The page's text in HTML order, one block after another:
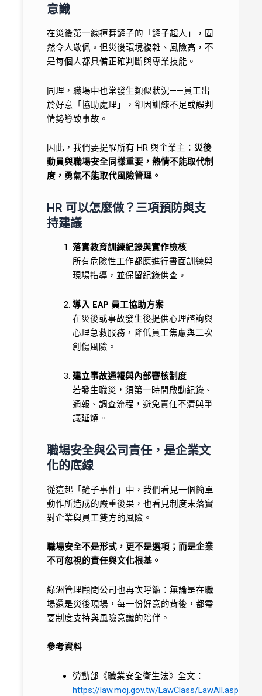
意識
在災後第一線揮舞鏟子的「鏟子超人」，固
然令人敬佩。但災後環境複雜、風險高，不
是每個人都具備正確判斷與專業技能。
同理，職場中也常發生類似狀況——員工出
於好意「協助處理」，卻因訓練不足或誤判
情勢導致事故。
因此，我們要提醒所有 HR 與企業主： 災後
動員與職場安全同樣重要，熱情不能取代制
度，勇氣不能取代風險管理。
HR 可以怎麼做？三項預防與支
持建議
落實教育訓練紀錄與實作檢核
所有危險性工作都應進行書面訓練與
現場指導，並保留紀錄供查。
導入 EAP 員工協助方案
在災後或事故發生後提供心理諮詢與
心理急救服務，降低員工焦慮與二次
創傷風險。
建立事故通報與內部審核制度
若發生職災，須第一時間啟動紀錄、
通報、調查流程，避免責任不清與爭
議延燒。
職場安全與公司責任，是企業文
化的底線
從這起「鏟子事件」中，我們看見一個簡單
動作所造成的嚴重後果，也看見制度未落實
對企業與員工雙方的風險。
職場安全不是形式，更不是選項；而是企業
不可忽視的責任與文化根基。
綠洲管理顧問公司也再次呼籲：無論是在職
場還是災後現場，每一份好意的背後，都需
要制度支持與風險意識的陪伴。
參考資料
勞動部《職業安全衛生法》全文：
https://law.moj.gov.tw/LawClass/LawAll.aspx?